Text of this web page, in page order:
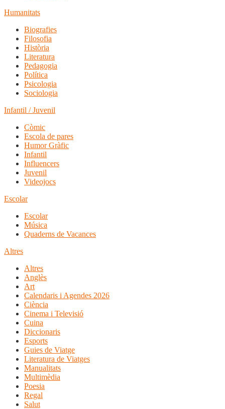
Humanitats
Biografies
Filosofia
Història
Literatura
Pedagogia
Política
Psicologia
Sociologia
Infantil / Juvenil
Còmic
Escola de pares
Humor Gràfic
Infantil
Influencers
Juvenil
Videojocs
Escolar
Escolar
Música
Quaderns de Vacances
Altres
Altres
Anglès
Art
Calendaris i Agendes 2026
Ciència
Cinema i Televisió
Cuina
Diccionaris
Esports
Guies de Viatge
Literatura de Viatges
Manualitats
Multimèdia
Poesia
Regal
Salut